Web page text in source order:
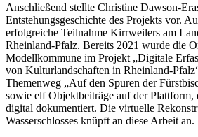
Anschließend stellte Christine Dawson-
Entstehungsgeschichte des Projekts vor.
erfolgreiche Teilnahme Kirrweilers am
Rheinland-Pfalz. Bereits 2021 wurde die
Modellkommune im Projekt „Digitale
von Kulturlandschaften in Rheinland-
Themenweg „Auf den Spuren der
sowie elf Objektbeiträge auf der
digital dokumentiert. Die virtuelle
Wasserschlosses knüpft an diese Arbeit an.